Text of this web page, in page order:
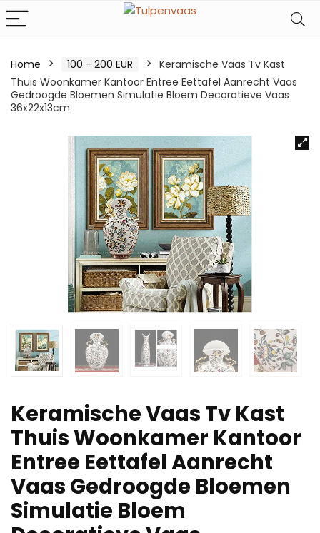
Home 100 - 200 EUR
Keramische Vaas Tv Kast
Thuis Woonkamer Kantoor Entree Eettafel Aanrecht Vaas
Gedroogde Bloemen Simulatie Bloem Decoratieve Vaas
36x22x13cm
Keramische Vaas Tv Kast
Thuis Woonkamer Kantoor
Entree Eettafel Aanrecht
Vaas Gedroogde Bloemen
Simulatie Bloem